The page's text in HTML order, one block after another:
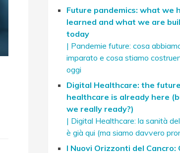
Future pandemics: what we
learned and what we are
today
| Pandemie future: cosa
imparato e cosa stiamo
oggi
Digital Healthcare: the
healthcare is already here
we really ready?)
| Digital Healthcare: la sanità
è già qui (ma siamo davvero
I Nuovi Orizzonti del Cancro: